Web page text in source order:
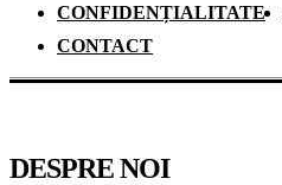
CONFIDENȚIALITATE
CONTACT
DESPRE NOI